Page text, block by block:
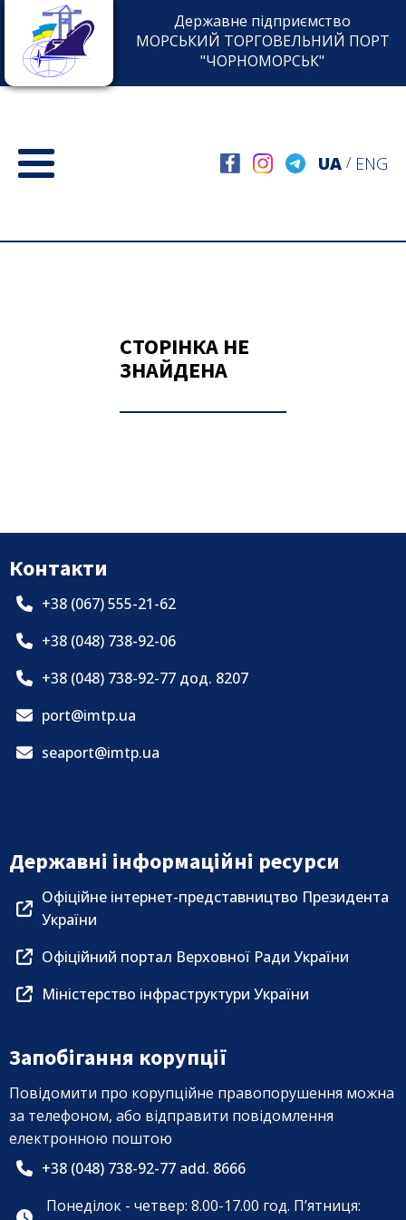
Державне підприємство
МОРСЬКИЙ ТОРГОВЕЛЬНИЙ ПОРТ
"ЧОРНОМОРСЬК"
UA / ENG
СТОРІНКА НЕ
ЗНАЙДЕНА
Контакти
+38 (067) 555-21-62
+38 (048) 738-92-06
+38 (048) 738-92-77 дод. 8207
port@imtp.ua
seaport@imtp.ua
Державні інформаційні ресурси
Офіційне інтернет-представництво Президента
України
Офіційний портал Верховної Ради України
Міністерство інфраструктури України
Запобігання корупції
Повідомити про корупційне правопорушення можна
за телефоном, або відправити повідомлення
електронною поштою
+38 (048) 738-92-77 add. 8666
Понеділок - четвер: 8.00-17.00 год. П’ятниця: